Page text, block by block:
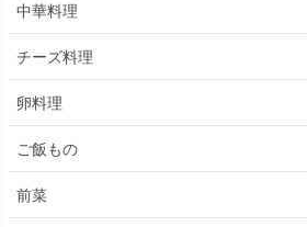
中華料理
チーズ料理
卵料理
ご飯もの
前菜